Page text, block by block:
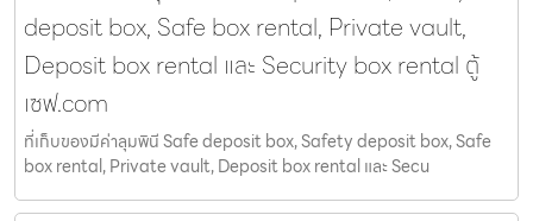
deposit box, Safe box rental, Private vault,
Deposit box rental และ Security box rental ตู้
เซฟ.com
ที่เก็บของมีค่าลุมพินี Safe deposit box, Safety deposit box, Safe
box rental, Private vault, Deposit box rental และ Secu